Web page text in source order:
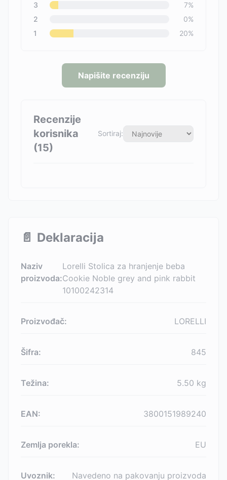
3
7%
2
0%
1
20%
Napišite recenziju
Recenzije
korisnika
(15)
Sortiraj:
📄 Deklaracija
Naziv
proizvoda:
Lorelli Stolica za hranjenje beba
Cookie Noble grey and pink rabbit
10100242314
Proizvođač: LORELLI
Šifra: 845
Težina: 5.50 kg
EAN: 3800151989240
Zemlja porekla: EU
Uvoznik: Navedeno na pakovanju proizvoda